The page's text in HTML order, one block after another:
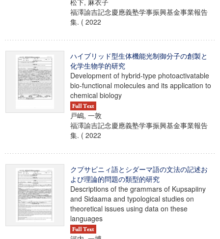
松下, 麻衣子
福澤諭吉記念慶應義塾学事振興基金事業報告
集. ( 2022
ハイブリッド型生体機能光制御分子の創製と
化学生物学的研究
Development of hybrid-type photoactivatable
bio-functional molecules and its application to
chemical biology
戸嶋, 一敦
福澤諭吉記念慶應義塾学事振興基金事業報告
集. ( 2022
クプサビニィ語とシダーマ語の文法の記述お
よび理論的問題の類型的研究
Descriptions of the grammars of Kupsapiiny
and Sidaama and typological studies on
theoretical issues using data on these
languages